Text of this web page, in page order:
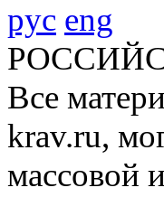
рус eng
Все
krav.ru,
массовой